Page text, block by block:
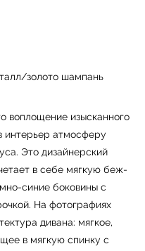
золото шампань
воплощение изысканного
интерьер атмосферу
Это дизайнерский
в себе мягкую беж-
синие боковины с
На фотографиях
дивана: мягкое,
в мягкую спинку с